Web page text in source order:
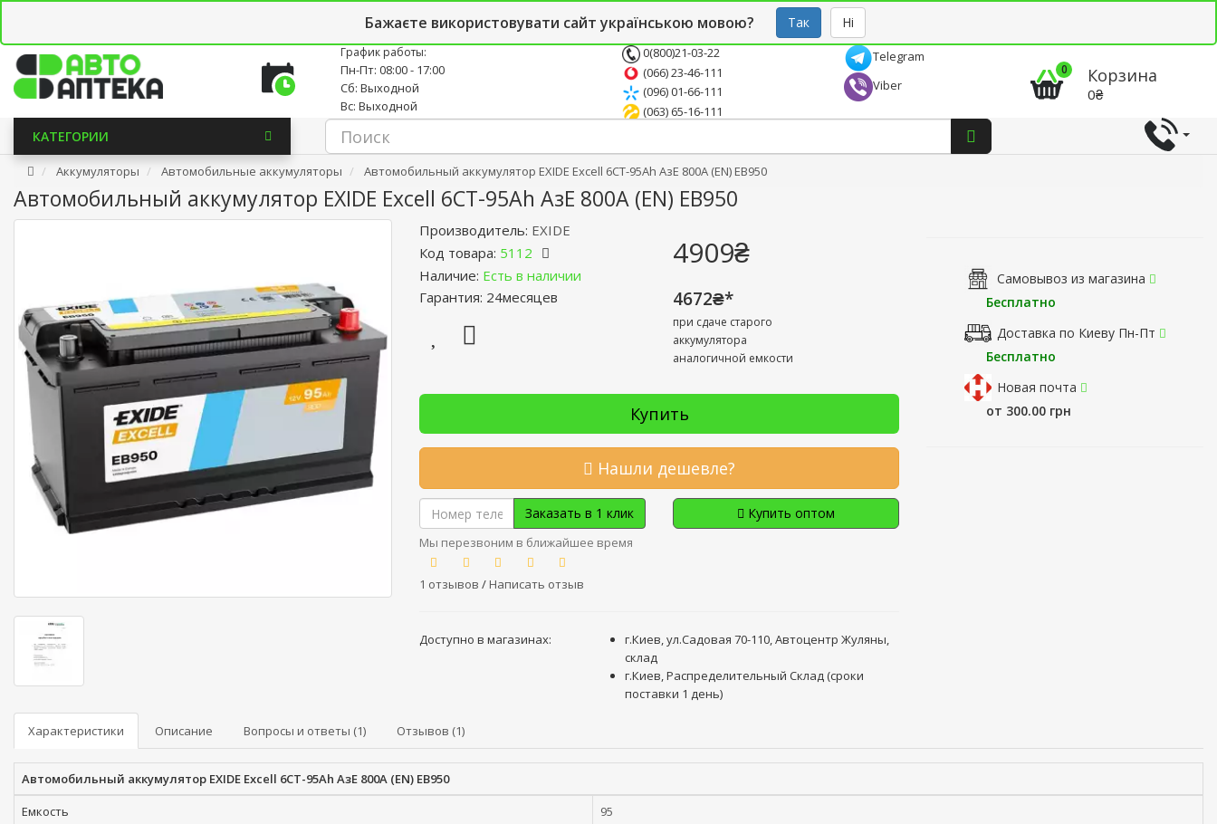
Бажаєте використовувати сайт українською мовою? Так Ні
Новостной блог Опт СТО
График работы:
Пн-Пт: 08:00 - 17:00
Сб: Выходной
Вс: Выходной
0(800)21-03-22
(066) 23-46-111
(096) 01-66-111
(063) 65-16-111
Telegram
Viber
0 Корзина
0₴
КАТЕГОРИИ
Аккумуляторы Автомобильные аккумуляторы Автомобильный аккумулятор EXIDE Excell 6СТ-95Ah АзЕ 800A (EN) EB950
Автомобильный аккумулятор EXIDE Excell 6СТ-95Ah АзЕ 800A (EN) EB950
Производитель: EXIDE
Код товара: 5112
Наличие: Есть в наличии
Гарантия: 24месяцев
4909₴
4672₴*
при сдаче старого
аккумулятора
аналогичной емкости
Купить
Нашли дешевле?
Заказать в 1 клик
Мы перезвоним в ближайшее время
Купить оптом
1 отзывов / Написать отзыв
Доступно в магазинах:
г.Киев, ул.Садовая 70-110, Автоцентр Жуляны,
склад
г.Киев, Распределительный Склад (сроки
поставки 1 день)
Самовывоз из магазина
Бесплатно
Доставка по Киеву Пн-Пт
Бесплатно
Новая почта
от 300.00 грн
Характеристики Описание Вопросы и ответы (1) Отзывов (1)
Автомобильный аккумулятор EXIDE Excell 6СТ-95Ah АзЕ 800A (EN) EB950
Емкость
95